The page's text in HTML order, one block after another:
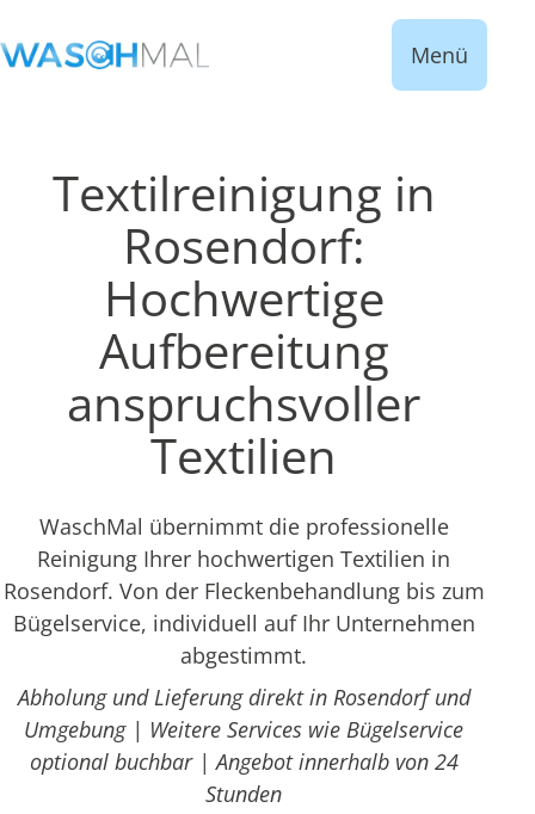
Menü
Textilreinigung in
Rosendorf:
Hochwertige
Aufbereitung
anspruchsvoller
Textilien
WaschMal übernimmt die professionelle
Reinigung Ihrer hochwertigen Textilien in
Rosendorf. Von der Fleckenbehandlung bis zum
Bügelservice, individuell auf Ihr Unternehmen
abgestimmt.
Abholung und Lieferung direkt in Rosendorf und
Umgebung | Weitere Services wie Bügelservice
optional buchbar | Angebot innerhalb von 24
Stunden